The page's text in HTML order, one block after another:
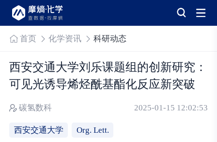
首页 化学资讯 科研动态
西安交通大学刘乐课题组的创新研究：
可见光诱导烯烃酰基酯化反应新突破
碳氢数科 2025-01-15 12:02:53
西安交通大学 Org. Lett.